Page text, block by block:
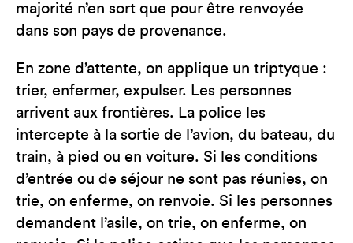
majorité n’en sort que pour être renvoyée
dans son pays de provenance.
En zone d’attente, on applique un triptyque :
trier, enfermer, expulser. Les personnes
arrivent aux frontières. La police les
intercepte à la sortie de l’avion, du bateau, du
train, à pied ou en voiture. Si les conditions
d’entrée ou de séjour ne sont pas réunies, on
trie, on enferme, on renvoie. Si les personnes
demandent l’asile, on trie, on enferme, on